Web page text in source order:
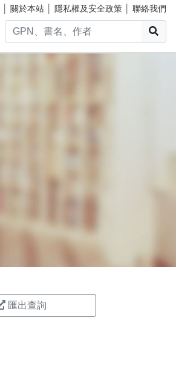
關於本站 隱私權及安全政策 聯絡我們
匯出查詢